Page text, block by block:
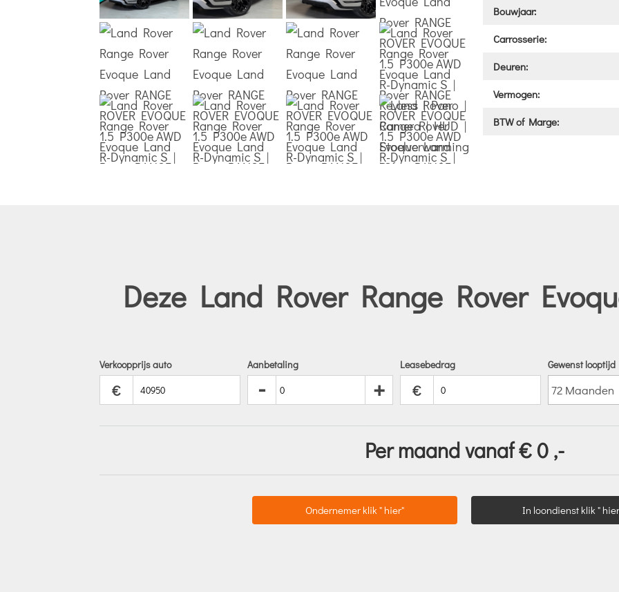
Bouwjaar:
Carrosserie:
Deuren:
Vermogen:
BTW of Marge:
Deze Land Rover Range Rover
Verkoopprijs auto
€
Aanbetaling
- +
Leasebedrag
€
Gewenst looptijd
Per maand vanaf € 0 ,-
Ondernemer klik " hier" In loondienst klik "